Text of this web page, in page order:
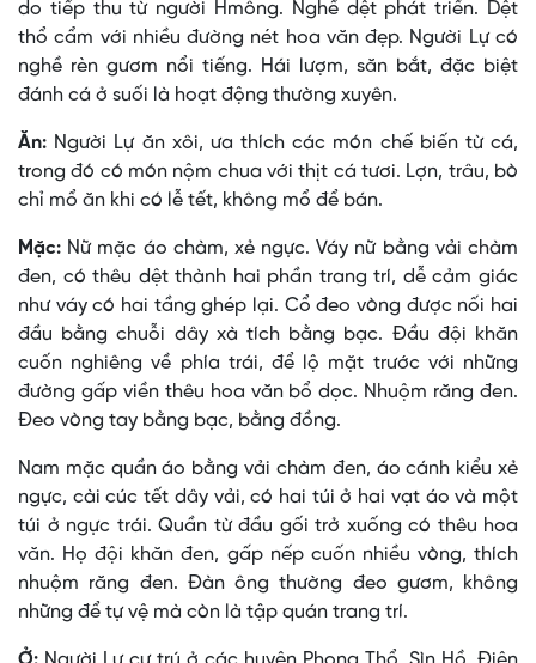
do tiếp thu từ người Hmông. Nghề dệt phát triển. Dệt
thổ cẩm với nhiều đường nét hoa văn đẹp. Người Lự có
nghề rèn gươm nổi tiếng. Hái lượm, săn bắt, đặc biệt
đánh cá ở suối là hoạt động thường xuyên.
Ăn: Người Lự ăn xôi, ưa thích các món chế biến từ cá,
trong đó có món nộm chua với thịt cá tươi. Lợn, trâu, bò
chỉ mổ ăn khi có lễ tết, không mổ để bán.
Mặc: Nữ mặc áo chàm, xẻ ngực. Váy nữ bằng vải chàm
đen, có thêu dệt thành hai phần trang trí, dễ cảm giác
như váy có hai tầng ghép lại. Cổ đeo vòng được nối hai
đầu bằng chuỗi dây xà tích bằng bạc. Ðầu đội khăn
cuốn nghiêng về phía trái, để lộ mặt trước với những
đường gấp viền thêu hoa văn bổ dọc. Nhuộm răng đen.
Ðeo vòng tay bằng bạc, bằng đồng.
Nam mặc quần áo bằng vải chàm đen, áo cánh kiểu xẻ
ngực, cài cúc tết dây vải, có hai túi ở hai vạt áo và một
túi ở ngực trái. Quần từ đầu gối trở xuống có thêu hoa
văn. Họ đội khăn đen, gấp nếp cuốn nhiều vòng, thích
nhuộm răng đen. Ðàn ông thường đeo gươm, không
những để tự vệ mà còn là tập quán trang trí.